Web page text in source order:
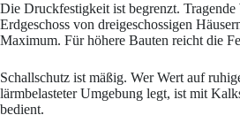
Die Druckfestigkeit ist begrenzt. Tragende
Erdgeschoss von dreigeschossigen
Maximum. Für höhere Bauten reicht die
Schallschutz ist mäßig. Wer Wert auf
lärmbelasteter Umgebung legt, ist mit
bedient.